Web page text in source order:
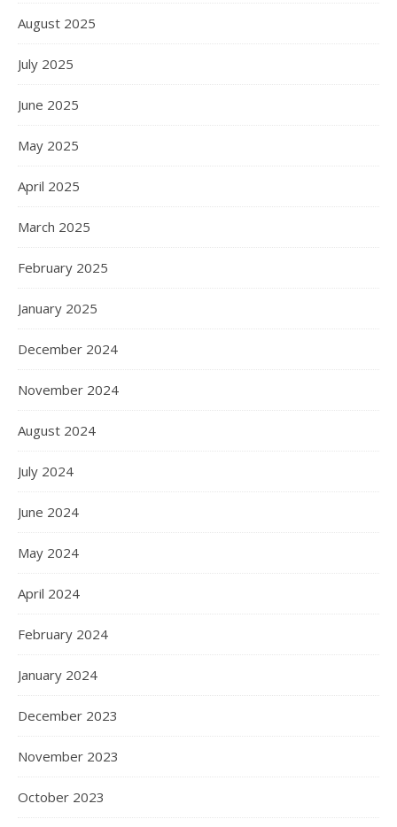
August 2025
July 2025
June 2025
May 2025
April 2025
March 2025
February 2025
January 2025
December 2024
November 2024
August 2024
July 2024
June 2024
May 2024
April 2024
February 2024
January 2024
December 2023
November 2023
October 2023